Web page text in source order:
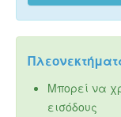
Μπορεί να
εισόδους